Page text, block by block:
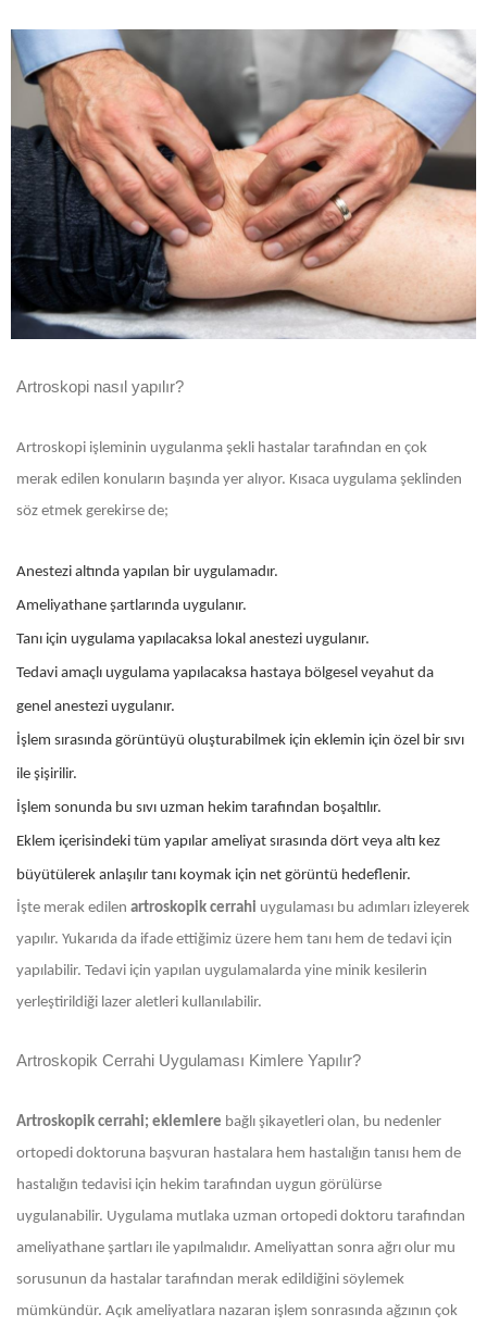
Artroskopi nasıl yapılır?
Artroskopi işleminin uygulanma şekli hastalar tarafından en çok
merak edilen konuların başında yer alıyor. Kısaca uygulama şeklinden
söz etmek gerekirse de;
Anestezi altında yapılan bir uygulamadır.
Ameliyathane şartlarında uygulanır.
Tanı için uygulama yapılacaksa lokal anestezi uygulanır.
Tedavi amaçlı uygulama yapılacaksa hastaya bölgesel veyahut da
genel anestezi uygulanır.
İşlem sırasında görüntüyü oluşturabilmek için eklemin için özel bir sıvı
ile şişirilir.
İşlem sonunda bu sıvı uzman hekim tarafından boşaltılır.
Eklem içerisindeki tüm yapılar ameliyat sırasında dört veya altı kez
büyütülerek anlaşılır tanı koymak için net görüntü hedeflenir.
İşte merak edilen artroskopik cerrahi uygulaması bu adımları izleyerek
yapılır. Yukarıda da ifade ettiğimiz üzere hem tanı hem de tedavi için
yapılabilir. Tedavi için yapılan uygulamalarda yine minik kesilerin
yerleştirildiği lazer aletleri kullanılabilir.
Artroskopik Cerrahi Uygulaması Kimlere Yapılır?
Artroskopik cerrahi; eklemlere bağlı şikayetleri olan, bu nedenler
ortopedi doktoruna başvuran hastalara hem hastalığın tanısı hem de
hastalığın tedavisi için hekim tarafından uygun görülürse
uygulanabilir. Uygulama mutlaka uzman ortopedi doktoru tarafından
ameliyathane şartları ile yapılmalıdır. Ameliyattan sonra ağrı olur mu
sorusunun da hastalar tarafından merak edildiğini söylemek
mümkündür. Açık ameliyatlara nazaran işlem sonrasında ağzının çok